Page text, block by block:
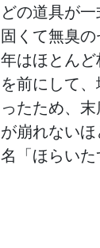
どの道具が
固くて無臭
年はほとん
を前にして
ったため、
が崩れない
名「ほらいた